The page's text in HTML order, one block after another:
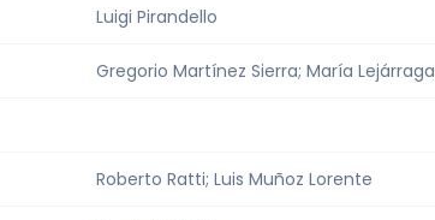
Luigi Pirandello
Gregorio Martínez Sierra; María Lejárraga
Roberto Ratti; Luis Muñoz Lorente